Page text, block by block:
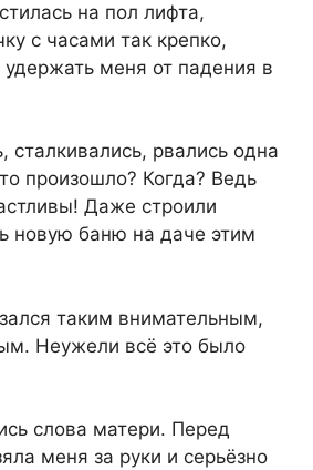
на пол лифта,
с часами так крепко,
удержать меня от падения в
сталкивались, рвались одна
произошло? Когда? Ведь
Даже строили
новую баню на даче этим
таким внимательным,
Неужели всё это было
слова матери. Перед
меня за руки и серьёзно